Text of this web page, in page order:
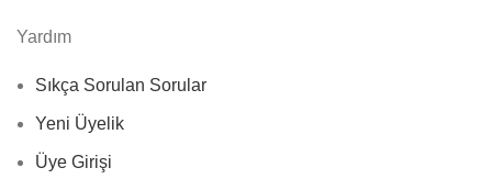
Yardım
Sıkça Sorulan Sorular
Yeni Üyelik
Üye Girişi